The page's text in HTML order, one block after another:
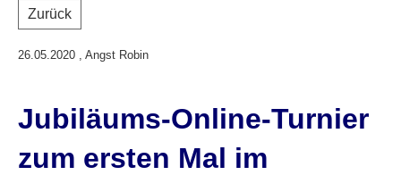
Zurück
26.05.2020 , Angst Robin
Jubiläums-Online-Turnier
zum ersten Mal im